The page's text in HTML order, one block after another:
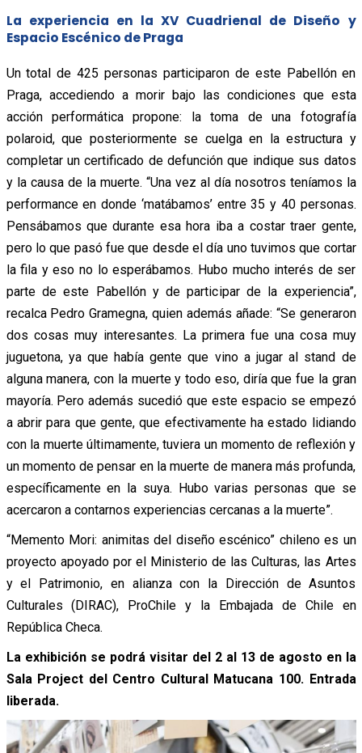
La experiencia en la XV Cuadrienal de Diseño y
Espacio Escénico de Praga
Un total de 425 personas participaron de este Pabellón en
Praga, accediendo a morir bajo las condiciones que esta
acción performática propone: la toma de una fotografía
polaroid, que posteriormente se cuelga en la estructura y
completar un certificado de defunción que indique sus datos
y la causa de la muerte. “Una vez al día nosotros teníamos la
performance en donde ‘matábamos’ entre 35 y 40 personas.
Pensábamos que durante esa hora iba a costar traer gente,
pero lo que pasó fue que desde el día uno tuvimos que cortar
la fila y eso no lo esperábamos. Hubo mucho interés de ser
parte de este Pabellón y de participar de la experiencia”,
recalca Pedro Gramegna, quien además añade: “Se generaron
dos cosas muy interesantes. La primera fue una cosa muy
juguetona, ya que había gente que vino a jugar al stand de
alguna manera, con la muerte y todo eso, diría que fue la gran
mayoría. Pero además sucedió que este espacio se empezó
a abrir para que gente, que efectivamente ha estado lidiando
con la muerte últimamente, tuviera un momento de reflexión y
un momento de pensar en la muerte de manera más profunda,
específicamente en la suya. Hubo varias personas que se
acercaron a contarnos experiencias cercanas a la muerte”.
“Memento Mori: animitas del diseño escénico” chileno es un
proyecto apoyado por el Ministerio de las Culturas, las Artes
y el Patrimonio, en alianza con la Dirección de Asuntos
Culturales (DIRAC), ProChile y la Embajada de Chile en
República Checa.
La exhibición se podrá visitar del 2 al 13 de agosto en la
Sala Project del Centro Cultural Matucana 100. Entrada
liberada.